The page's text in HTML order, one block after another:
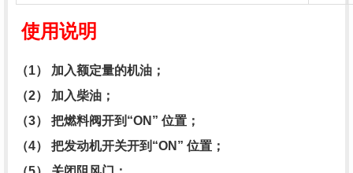
使用说明
（1） 加入额定量的机油；
（2） 加入柴油；
（3） 把燃料阀开到“ON” 位置；
（4） 把发动机开关开到“ON” 位置；